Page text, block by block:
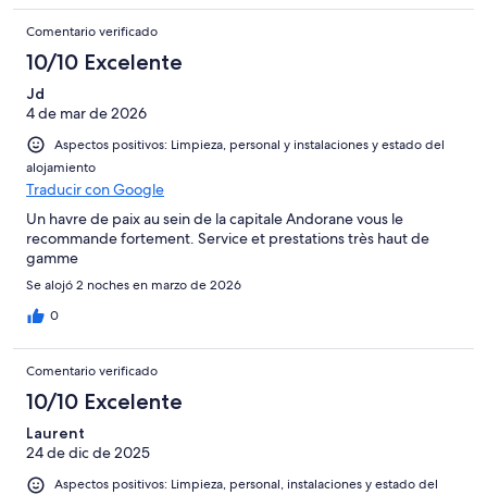
Comentario verificado
10/10 Excelente
Jd
4 de mar de 2026
Aspectos positivos: Limpieza, personal y instalaciones y estado del
alojamiento
Traducir con Google
Un havre de paix au sein de la capitale Andorane vous le
recommande fortement. Service et prestations très haut de
gamme
Se alojó 2 noches en marzo de 2026
0
Comentario verificado
10/10 Excelente
Laurent
24 de dic de 2025
Aspectos positivos: Limpieza, personal, instalaciones y estado del